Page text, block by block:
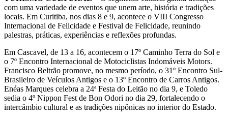
com uma variedade de eventos que unem arte, história e tradições
locais. Em Curitiba, nos dias 8 e 9, acontece o VIII Congresso
Internacional de Felicidade e Festival de Felicidade, reunindo
palestras, práticas, experiências e reflexões profundas.
Em Cascavel, de 13 a 16, acontecem o 17º Caminho Terra do Sol e
o 7º Encontro Internacional de Motociclistas Indomáveis Motors.
Francisco Beltrão promove, no mesmo período, o 31º Encontro Sul-
Brasileiro de Veículos Antigos e o 13º Encontro de Carros Antigos.
Enéas Marques celebra a 24ª Festa do Leitão no dia 9, e Toledo
sedia o 4º Nippon Fest de Bon Odori no dia 29, fortalecendo o
intercâmbio cultural e as tradições nipônicas no interior do Estado.